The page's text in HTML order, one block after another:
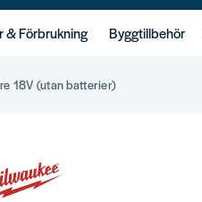
& Förbrukning Byggtillbehör
18V (utan batterier)